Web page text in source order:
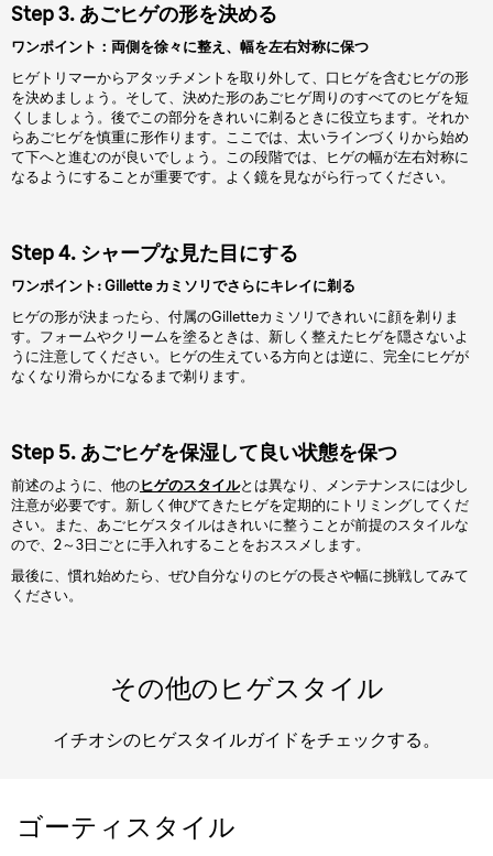
Step 3. あごヒゲの形を決める
ワンポイント：両側を徐々に整え、幅を左右対称に保つ
ヒゲトリマーからアタッチメントを取り外して、口ヒゲを含むヒゲの形
を決めましょう。そして、決めた形のあごヒゲ周りのすべてのヒゲを短
くしましょう。後でこの部分をきれいに剃るときに役立ちます。それか
らあごヒゲを慎重に形作ります。ここでは、太いラインづくりから始め
て下へと進むのが良いでしょう。この段階では、ヒゲの幅が左右対称に
なるようにすることが重要です。よく鏡を見ながら行ってください。
Step 4. シャープな見た目にする
ワンポイント: Gillette カミソリでさらにキレイに剃る
ヒゲの形が決まったら、付属のGilletteカミソリできれいに顔を剃りま
す。フォームやクリームを塗るときは、新しく整えたヒゲを隠さないよ
うに注意してください。ヒゲの生えている方向とは逆に、完全にヒゲが
なくなり滑らかになるまで剃ります。
Step 5. あごヒゲを保湿して良い状態を保つ
前述のように、他のヒゲのスタイルとは異なり、メンテナンスには少し
注意が必要です。新しく伸びてきたヒゲを定期的にトリミングしてくだ
さい。また、あごヒゲスタイルはきれいに整うことが前提のスタイルな
ので、2～3日ごとに手入れすることをおススメします。
最後に、慣れ始めたら、ぜひ自分なりのヒゲの長さや幅に挑戦してみて
ください。
その他のヒゲスタイル
イチオシのヒゲスタイルガイドをチェックする。
ゴーティスタイル